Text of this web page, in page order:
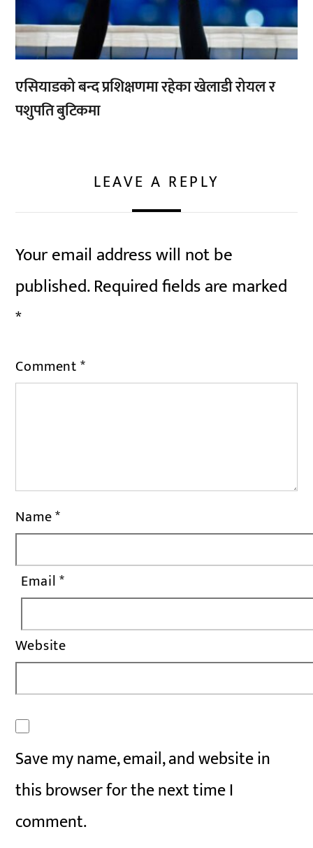
एसियाडको बन्द प्रशिक्षणमा रहेका खेलाडी रोयल र
पशुपति बुटिकमा
LEAVE A REPLY
Your email address will not be
published.Required fields are marked
*
Comment*
Name*
Email*
Website
Save my name, email, and website in
this browser for the next time I
comment.